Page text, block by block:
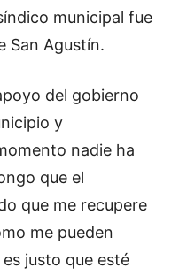
municipal fue
San Agustín.
del gobierno
y
nadie ha
que el
que me recupere
me pueden
justo que esté